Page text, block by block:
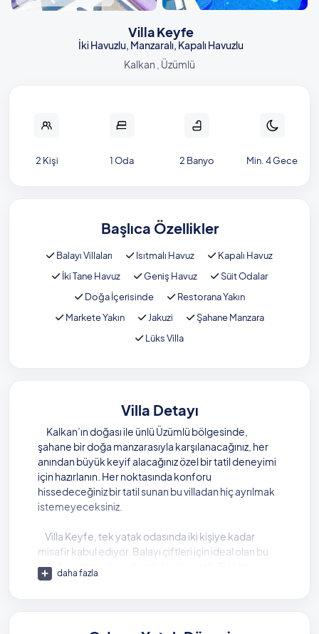
Villa Keyfe
İki Havuzlu, Manzaralı, Kapalı Havuzlu
Kalkan , Üzümlü
2 Kişi 1 Oda 2 Banyo Min. 4 Gece
Başlıca Özellikler
Balayı Villaları Isıtmalı Havuz
Kapalı Havuz
İki Tane Havuz
Geniş Havuz
Süit Odalar
Doğa İçerisinde
Restorana Yakın
Markete Yakın
Jakuzi
Şahane Manzara
Lüks Villa
Villa Detayı
Kalkan’ın doğası ile ünlü Üzümlü bölgesinde,
şahane bir doğa manzarasıyla karşılanacağınız, her
anından büyük keyif alacağınız özel bir tatil deneyimi
için hazırlanın. Her noktasında konforu
hissedeceğiniz bir tatil sunan bu villadan hiç ayrılmak
istemeyeceksiniz.
Villa Keyfe, tek yatak odasında iki kişiye kadar
misafir kabul ediyor. Balayı çiftleri için ideal olan bu
villada, yatak odasında çift kişilik yatak, TV, klima,
ebeveyn banyo ve tatil boyunca tadını çıkaracağınız
daha fazla